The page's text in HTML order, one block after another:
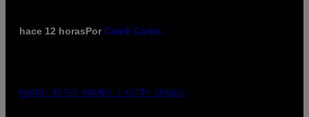
hace 12 horasPorCaleb Catlin
PHOTO: PETER KRAMER / GETTY IMAGES